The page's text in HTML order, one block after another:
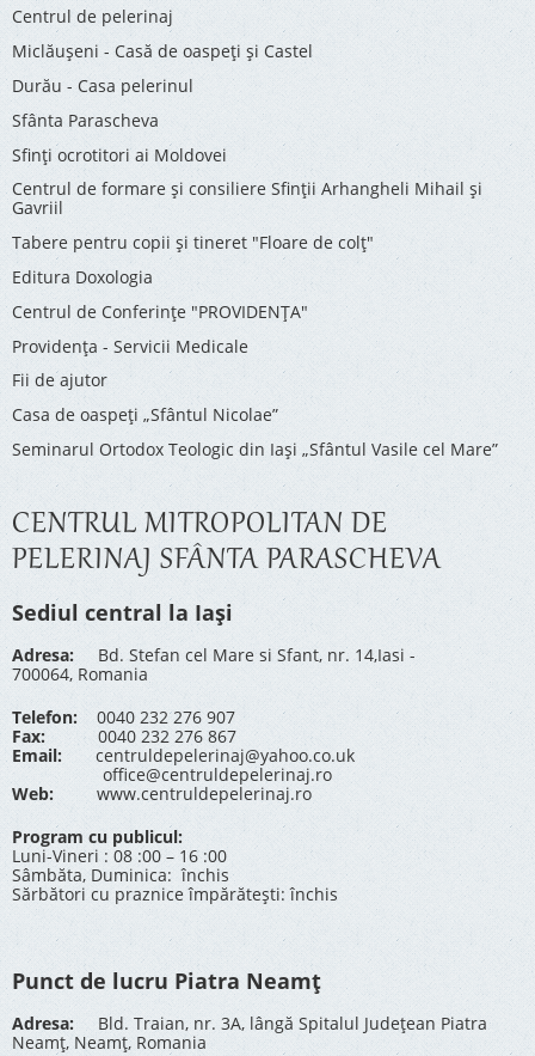
Centrul de pelerinaj
Miclăușeni - Casă de oaspeţi şi Castel
Durău - Casa pelerinul
Sfânta Parascheva
Sfinți ocrotitori ai Moldovei
Centrul de formare și consiliere Sfinții Arhangheli Mihail și
Gavriil
Tabere pentru copii şi tineret "Floare de colţ"
Editura Doxologia
Centrul de Conferinţe "PROVIDENŢA"
Providenţa - Servicii Medicale
Fii de ajutor
Casa de oaspeți „Sfântul Nicolae”
Seminarul Ortodox Teologic din Iași „Sfântul Vasile cel Mare”
CENTRUL MITROPOLITAN DE
PELERINAJ SFÂNTA PARASCHEVA
Sediul central la Iași
Adresa: Bd. Stefan cel Mare si Sfant, nr. 14,Iasi -
700064, Romania
Telefon: 0040 232 276 907
Fax: 0040 232 276 867
Email:
centruldepelerinaj@yahoo.co.uk
office@centruldepelerinaj.ro
Web:
www.centruldepelerinaj.ro
Program cu publicul:
Luni-Vineri : 08 :00 – 16 :00
Sâmbăta, Duminica: închis
Sărbători cu praznice împărătești: închis
Punct de lucru Piatra Neamț
Adresa: Bld. Traian, nr. 3A, lângă Spitalul Județean Piatra
Neamț, Neamț, Romania